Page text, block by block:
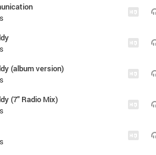
(album version)
(7'' Radio Mix)